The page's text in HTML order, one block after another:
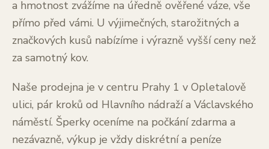
a hmotnost zvážíme na úředně ověřené váze, vše
přímo před vámi. U výjimečných, starožitných a
značkových kusů nabízíme i výrazně vyšší ceny než
za samotný kov.
Naše prodejna je v centru Prahy 1 v Opletalově
ulici, pár kroků od Hlavního nádraží a Václavského
náměstí. Šperky oceníme na počkání zdarma a
nezávazně, výkup je vždy diskrétní a peníze